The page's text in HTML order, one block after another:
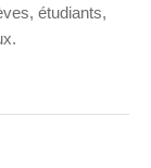
étudiants,